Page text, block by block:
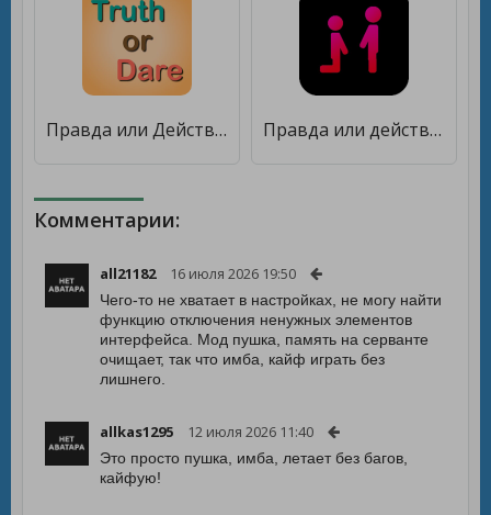
Правда или Действие для подростков [Бесплатные покупки] Правда или действие [Много монет]
Комментарии:
all21182 16 июля 2026 19:50
Чего-то не хватает в настройках, не могу найти
функцию отключения ненужных элементов
интерфейса. Мод пушка, память на серванте
очищает, так что имба, кайф играть без
лишнего.
allkas1295 12 июля 2026 11:40
Это просто пушка, имба, летает без багов,
кайфую!